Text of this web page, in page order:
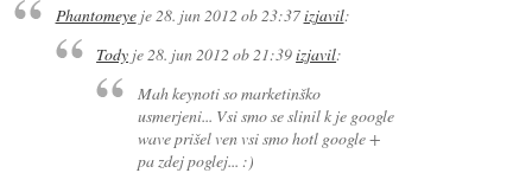
Phantomeyeje28. jun 2012 ob 23:37izjavil:
Tody je 28. jun 2012 ob 21:39izjavil:
Mah keynoti so marketinško
usmerjeni... Vsi smo se slinil k je google
wave prišel ven vsi smo hotl google +
pa zdej poglej... :)